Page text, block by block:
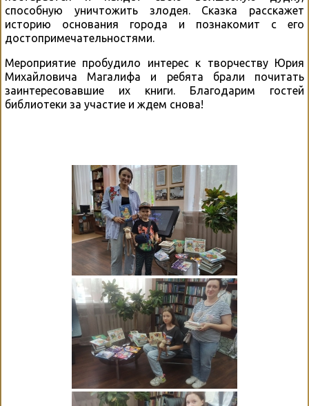
способную уничтожить злодея. Сказка расскажет
историю основания города и познакомит с его
достопримечательностями.
Мероприятие пробудило интерес к творчеству Юрия
Михайловича Магалифа и ребята брали почитать
заинтересовавшие их книги. Благодарим гостей
библиотеки за участие и ждем снова!